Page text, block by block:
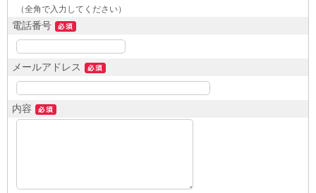
（全角で入力してください）
電話番号
メールアドレス
内容